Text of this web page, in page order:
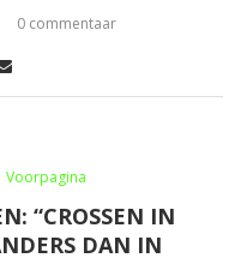
0 commentaar
Voorpagina
“CROSSEN IN
DAN IN